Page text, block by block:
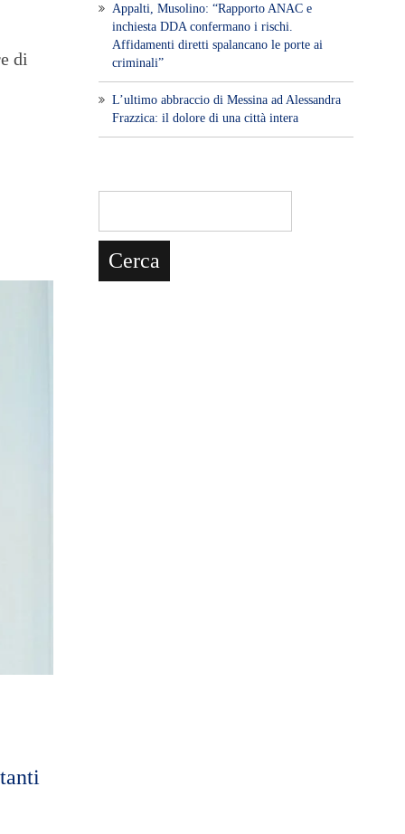
di
​Appalti, Musolino: “Rapporto ANAC e
inchiesta DDA confermano i rischi.
Affidamenti diretti spalancano le porte ai
criminali”
L’ultimo abbraccio di Messina ad Alessandra
Frazzica: il dolore di una città intera